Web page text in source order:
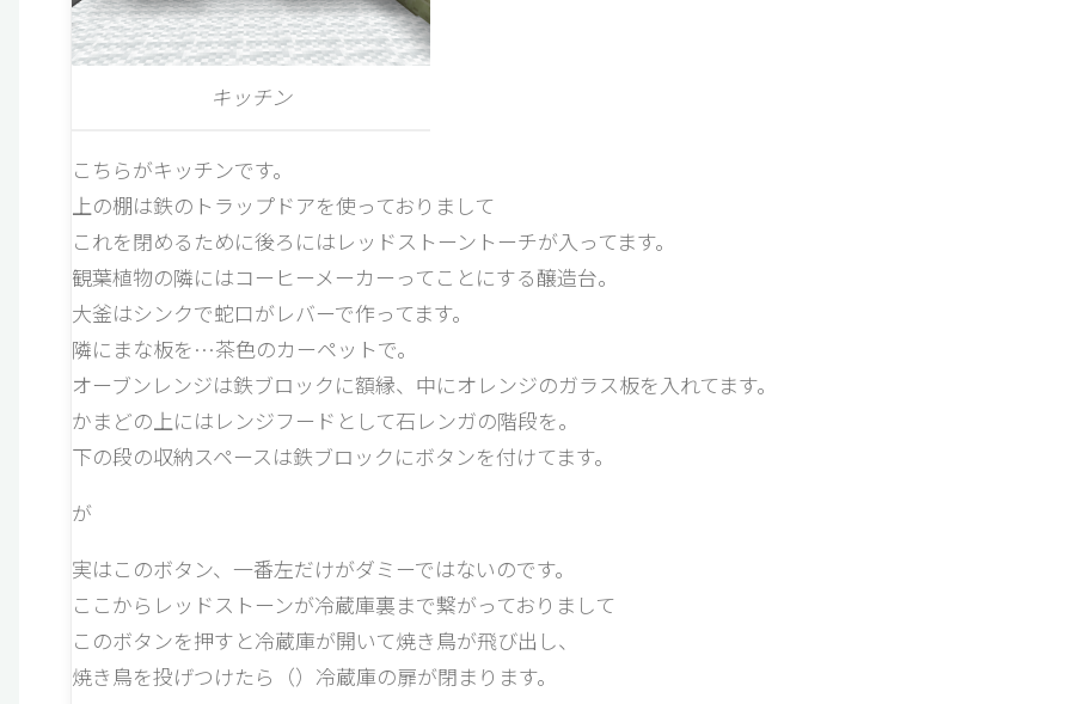
キッチン
こちらがキッチンです。
上の棚は鉄のトラップドアを使っておりまして
これを閉めるために後ろにはレッドストーントーチが入ってます。
観葉植物の隣にはコーヒーメーカーってことにする醸造台。
大釜はシンクで蛇口がレバーで作ってます。
隣にまな板を…茶色のカーペットで。
オーブンレンジは鉄ブロックに額縁、中にオレンジのガラス板を入れてます。
かまどの上にはレンジフードとして石レンガの階段を。
下の段の収納スペースは鉄ブロックにボタンを付けてます。
が
実はこのボタン、一番左だけがダミーではないのです。
ここからレッドストーンが冷蔵庫裏まで繋がっておりまして
このボタンを押すと冷蔵庫が開いて焼き鳥が飛び出し、
焼き鳥を投げつけたら（）冷蔵庫の扉が閉まります。